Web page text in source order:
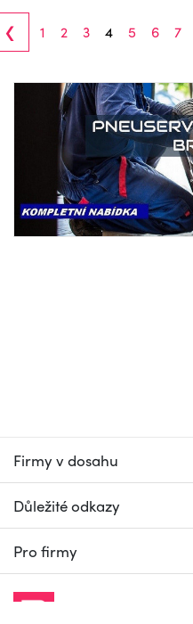
‹ 1 2 3 4 5 6 7
Firmy v dosahu
Důležité odkazy
Pro firmy